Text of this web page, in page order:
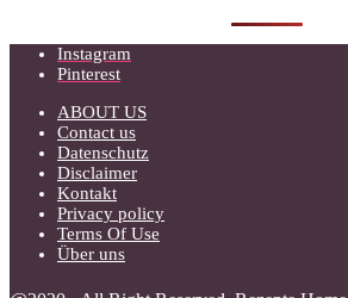
Instagram
Pinterest
ABOUT US
Contact us
Datenschutz
Disclaimer
Kontakt
Privacy policy
Terms Of Use
Über uns